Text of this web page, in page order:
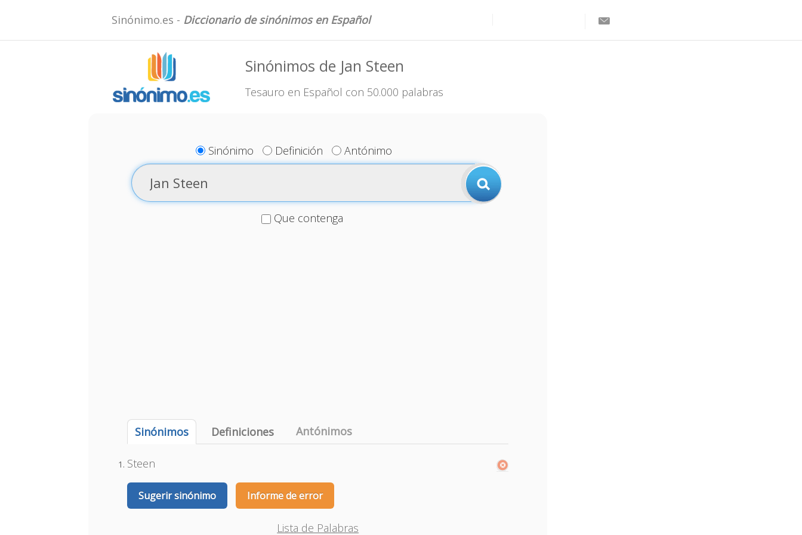
Sinónimo.es - Diccionario de sinónimos en Español
Sinónimos de Jan Steen
Tesauro en Español con 50.000 palabras
Sinónimo Definición Antónimo
Que contenga
Sinónimos Definiciones Antónimos
Steen
Sugerir sinónimo Informe de error
Lista de Palabras